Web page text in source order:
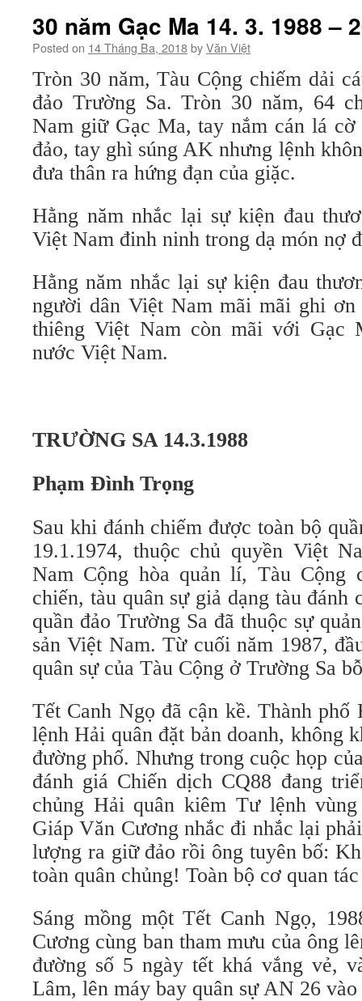
30 năm Gạc Ma 14. 3. 1988 –
Posted on 14 Tháng Ba, 2018byVăn Việt
Tròn 30 năm, Tàu Cộng chiếm dải
đảo Trường Sa. Tròn 30 năm, 64
Nam giữ Gạc Ma, tay nắm cán lá
đảo, tay ghì súng AK nhưng lệnh
đưa thân ra hứng đạn của giặc.
Hằng năm nhắc lại sự kiện đau
Việt Nam đinh ninh trong dạ món nợ
Hằng năm nhắc lại sự kiện đau
người dân Việt Nam mãi mãi ghi
thiêng Việt Nam còn mãi với Gạc
nước Việt Nam.
TRƯỜNG SA 14.3.1988
Phạm Đình Trọng
Sau khi đánh chiếm được toàn bộ
19.1.1974, thuộc chủ quyền Việt
Nam Cộng hòa quản lí, Tàu Cộng
chiến, tàu quân sự giả dạng tàu đánh
quần đảo Trường Sa đã thuộc sự
sản Việt Nam. Từ cuối năm 1987,
quân sự của Tàu Cộng ở Trường Sa
Tết Canh Ngọ đã cận kề. Thành
lệnh Hải quân đặt bản doanh, không
đường phố. Nhưng trong cuộc họp
đánh giá Chiến dịch CQ88 đang
chủng Hải quân kiêm Tư lệnh
Giáp Văn Cương nhắc đi nhắc lại
lượng ra giữ đảo rồi ông tuyên bố:
toàn quân chủng! Toàn bộ cơ quan
Sáng mồng một Tết Canh Ngọ,
Cương cùng ban tham mưu của ông
đường số 5 ngày tết khá vắng vẻ,
Lâm, lên máy bay quân sự AN 26 vào